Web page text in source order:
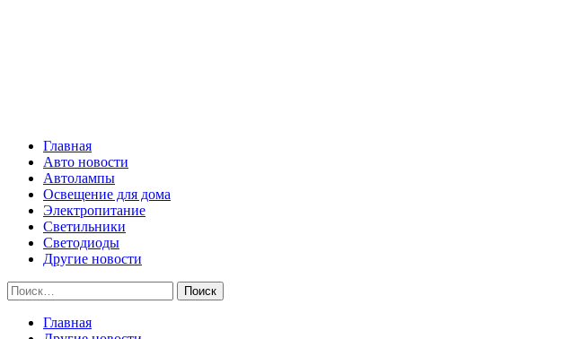
Главная
Авто новости
Автолампы
Освещение для дома
Электропитание
Светильники
Светодиоды
Другие новости
Найти:
Главная